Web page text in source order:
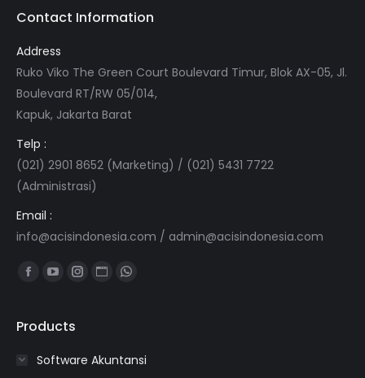
Contact Information
Address
Ruko Viko The Green Court Boulevard Timur, Blok AX-05, Jl.
Boulevard RT/RW 05/014,
Kapuk, Jakarta Barat
Telp :
(021) 2901 8652 (Marketing) / (021) 5431 7722
(Administrasi)
Email :
info@acisindonesia.com / admin@acisindonesia.com
Find us on:
Facebook
opens
new
YouTube
opens
new
Instagram
new
Website
new
Whatsapp
new
Products
Software Akuntansi